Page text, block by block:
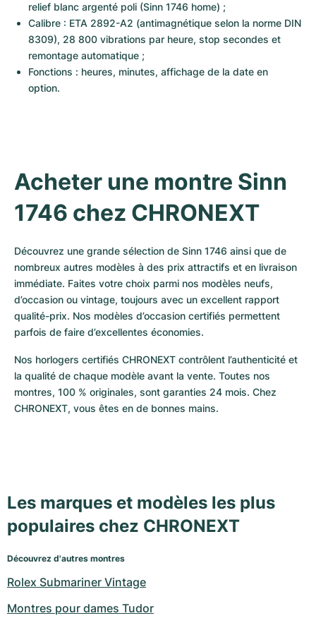
relief blanc argenté poli (Sinn 1746 home) ;
Calibre : ETA 2892-A2 (antimagnétique selon la norme DIN
8309), 28 800 vibrations par heure, stop secondes et
remontage automatique ;
Fonctions : heures, minutes, affichage de la date en
option.
Acheter une montre Sinn
1746 chez CHRONEXT
Découvrez une grande sélection de Sinn 1746 ainsi que de
nombreux autres modèles à des prix attractifs et en livraison
immédiate. Faites votre choix parmi nos modèles neufs,
d’occasion ou vintage, toujours avec un excellent rapport
qualité-prix. Nos modèles d’occasion certifiés permettent
parfois de faire d’excellentes économies.
Nos horlogers certifiés CHRONEXT contrôlent l’authenticité et
la qualité de chaque modèle avant la vente. Toutes nos
montres, 100 % originales, sont garanties 24 mois. Chez
CHRONEXT, vous êtes en de bonnes mains.
Les marques et modèles les plus
populaires chez CHRONEXT
Découvrez d'autres montres
Rolex Submariner Vintage
Montres pour dames Tudor